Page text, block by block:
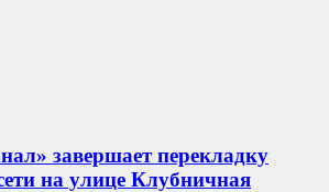
завершает перекладку
на улице Клубничная